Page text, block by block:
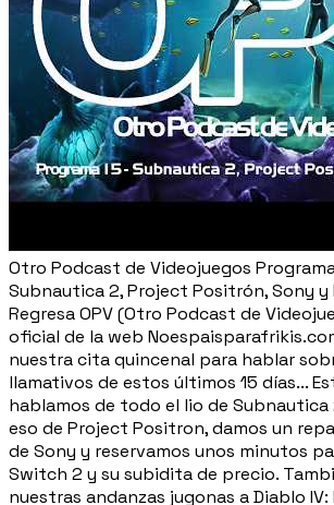
Otro Podcast de Videojuegos
Subnautica 2, Project Positrón, Sony
Regresa OPV (Otro Podcast de
oficial de la web
nuestra cita quincenal para hablar
llamativos de estos últimos 15 días...
hablamos de todo el lio de Subnautica
eso de Project Positron, damos un
de Sony y reservamos unos minutos
Switch 2 y su subidita de precio.
nuestras andanzas jugonas a Diablo